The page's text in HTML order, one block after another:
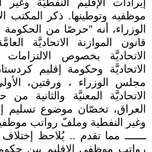
إيرادات الإقليم النفطيَّة
موظفيه وتوطينها. ذكر المكتب
الوزراء، أنه "حرصًا من
قانون الموازنة الاتحاديَّة
الاتحاديَّة بخصوص
الاتحاديَّة وحكومة إقليم
مجلس الوزراء ، ورقتين،
الاتحاديَّة المعنيَّة والثانية
العراق، تخصّان موضوع تسليم
وغير النفطية وملفّ رواتب
ـــــــ مما تقدم .. يُلاحظ
رواتب موظفي الإقليم بين